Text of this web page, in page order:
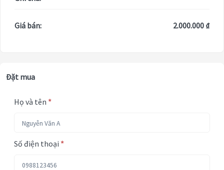
Giá bán: 2.000.000 ₫
Đặt mua
Họ và tên *
Số điện thoại *